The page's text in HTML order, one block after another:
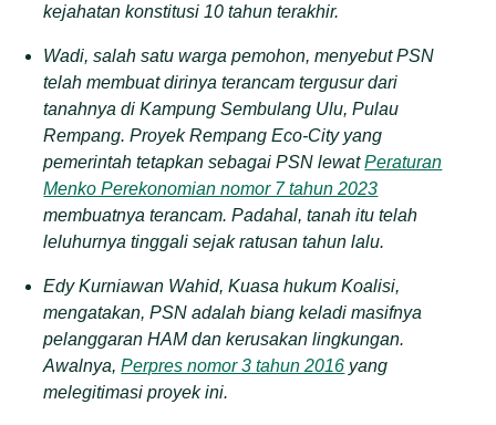
kejahatan konstitusi 10 tahun terakhir.
Wadi, salah satu warga pemohon, menyebut PSN
telah membuat dirinya terancam tergusur dari
tanahnya di Kampung Sembulang Ulu, Pulau
Rempang. Proyek Rempang Eco-City yang
pemerintah tetapkan sebagai PSN lewatPeraturan
Menko Perekonomian nomor 7 tahun 2023
membuatnya terancam. Padahal, tanah itu telah
leluhurnya tinggali sejak ratusan tahun lalu.
Edy Kurniawan Wahid, Kuasa hukum Koalisi,
mengatakan, PSN adalah biang keladi masifnya
pelanggaran HAM dan kerusakan lingkungan.
Awalnya,Perpres nomor 3 tahun 2016 yang
melegitimasi proyek ini.